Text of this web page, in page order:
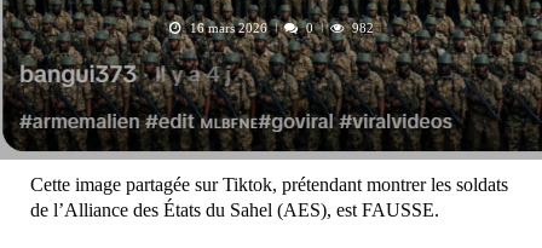
16 mars 2026 0 982
Cette image partagée sur Tiktok, prétendant montrer les soldats
de l’Alliance des États du Sahel (AES), est FAUSSE.